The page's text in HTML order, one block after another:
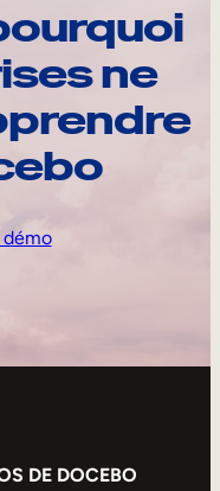
ne
DE DOCEBO